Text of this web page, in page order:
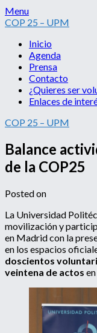
Skip
to
Menu
COP 25 – UPM
Inicio
Agenda
Prensa
Contacto
¿Quieres ser
Enlaces de
COP 25 – UPM
Balance
de la COP25
Posted on
La Universidad
movilización y
en Madrid con la
en los espacios
doscientos
veintena de actos